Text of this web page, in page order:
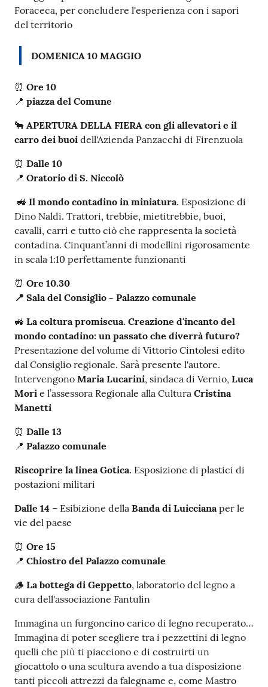
Foraceca, per concludere l'esperienza con i sapori
del territorio
DOMENICA 10 MAGGIO
⏰ Ore 10
📍 piazza del Comune
🐂 APERTURA DELLA FIERA con gli allevatori e il
carro dei buoi dell'Azienda Panzacchi di Firenzuola
⏰ Dalle 10
📍 Oratorio di S. Niccolò
🚜 Il mondo contadino in miniatura. Esposizione di
Dino Naldi. Trattori, trebbie, mietitrebbie, buoi,
cavalli, carri e tutto ciò che rappresenta la società
contadina. Cinquant’anni di modellini rigorosamente
in scala 1:10 perfettamente funzionanti
⏰ Ore 10.30
📍 Sala del Consiglio - Palazzo comunale
🚜 La coltura promiscua. Creazione d'incanto del
mondo contadino: un passato che diverrà futuro?
Presentazione del volume di Vittorio Cintolesi edito
dal Consiglio regionale. Sarà presente l'autore.
Intervengono Maria Lucarini, sindaca di Vernio, Luca
Mori e l’assessora Regionale alla Cultura Cristina
Manetti
⏰ Dalle 13
📍 Palazzo comunale
Riscoprire la linea Gotica. Esposizione di plastici di
postazioni militari
Dalle 14 – Esibizione della Banda di Luiccianaper le
vie del paese
⏰ Ore 15
📍 Chiostro del Palazzo comunale
🪵 La bottega di Geppetto, laboratorio del legno a
cura dell'associazione Fantulin
Immagina un furgoncino carico di legno recuperato…
Immagina di poter scegliere tra i pezzettini di legno
quelli che più ti piacciono e di costruirti un
giocattolo o una scultura avendo a tua disposizione
tanti piccoli attrezzi da falegname e, come Mastro